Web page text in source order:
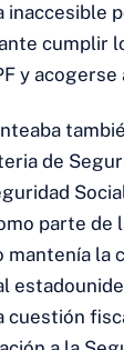
cumplir
y acogerse
de
parte de
mantenía la
cuestión